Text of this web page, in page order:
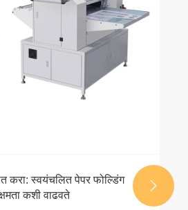
करा: स्वयंचलित पेपर फोल्डिंग
कशी वाढवते
